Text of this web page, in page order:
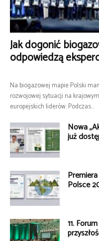
Jak dogonić
odpowiedzą
Na biogazowej mapie Polski
rozwojowej sytuacji na
europejskich liderów. Podczas...
Nowa
już
Polsce
11.